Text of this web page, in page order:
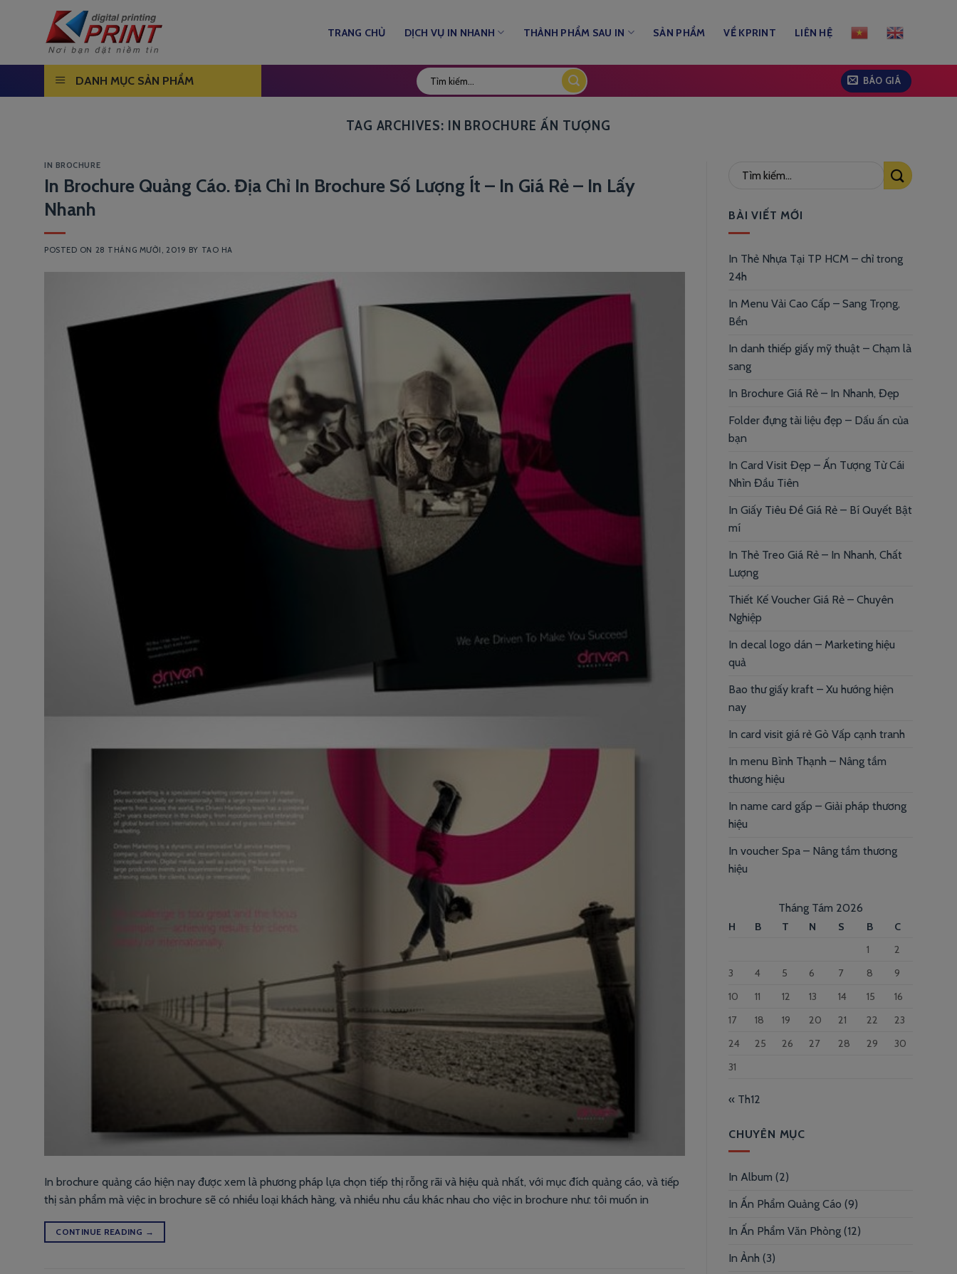
TRANG CHỦ DỊCH VỤ IN NHANH THÀNH PHẨM SAU IN SẢN PHẨM VỀ KPRINT LIÊN HỆ
DANH MỤC SẢN PHẨM BÁO GIÁ
TAG ARCHIVES: IN BROCHURE ẤN TƯỢNG
IN BROCHURE
In Brochure Quảng Cáo. Địa Chỉ In Brochure Số Lượng Ít – In Giá Rẻ – In Lấy
Nhanh
POSTED ON 28 THÁNG MƯỜI, 2019 BY TAO HA
In brochure quảng cáo hiện nay được xem là phương pháp lựa chọn tiếp thị rỗng rãi và hiệu quả nhất, với mục đích quảng cáo, và tiếp
thị sản phẩm mà việc in brochure sẽ có nhiều loại khách hàng, và nhiều nhu cầu khác nhau cho việc in brochure như: tôi muốn in
CONTINUE READING →
BÀI VIẾT MỚI
In Thẻ Nhựa Tại TP HCM – chỉ trong
24h
In Menu Vải Cao Cấp – Sang Trọng,
Bền
In danh thiếp giấy mỹ thuật – Chạm là
sang
In Brochure Giá Rẻ – In Nhanh, Đẹp
Folder đựng tài liệu đẹp – Dấu ấn của
bạn
In Card Visit Đẹp – Ấn Tượng Từ Cái
Nhìn Đầu Tiên
In Giấy Tiêu Đề Giá Rẻ – Bí Quyết Bật
mí
In Thẻ Treo Giá Rẻ – In Nhanh, Chất
Lượng
Thiết Kế Voucher Giá Rẻ – Chuyên
Nghiệp
In decal logo dán – Marketing hiệu
quả
Bao thư giấy kraft – Xu hướng hiện
nay
In card visit giá rẻ Gò Vấp cạnh tranh
In menu Bình Thạnh – Nâng tầm
thương hiệu
In name card gấp – Giải pháp thương
hiệu
In voucher Spa – Nâng tầm thương
hiệu
Tháng Tám 2026
H B T N S B
C
1
2
3
4 5 6 7 8
9
10
11 12 13 14 15
16
17
18 19 20 21 22
23
24
25 26 27 28 29
30
31
« Th12
CHUYÊN MỤC
In Album (2)
In Ấn Phẩm Quảng Cáo (9)
In Ấn Phẩm Văn Phòng (12)
In Ảnh (3)